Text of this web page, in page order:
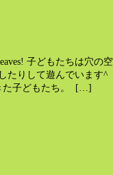
子どもたちは穴の空
たりして遊んでいます^
た子どもたち。 […]